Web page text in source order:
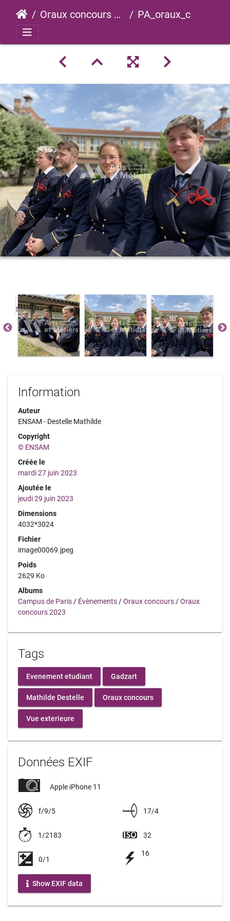
Oraux concours 2023 PA_oraux_concours_2023_0069
Information
Auteur
ENSAM - Destelle Mathilde
Copyright
© ENSAM
Créée le
mardi 27 juin 2023
Ajoutée le
jeudi 29 juin 2023
Dimensions
4032*3024
Fichier
image00069.jpeg
Poids
2629 Ko
Albums
Campus de Paris / Évènements /Oraux concours /Oraux
concours 2023
Tags
Evenement etudiant Gadzart
Mathilde Destelle Oraux concours
Vue exterieure
Données EXIF
Apple iPhone 11
f/9/5 17/4
1/2183 32
0/1
16
Show EXIF data